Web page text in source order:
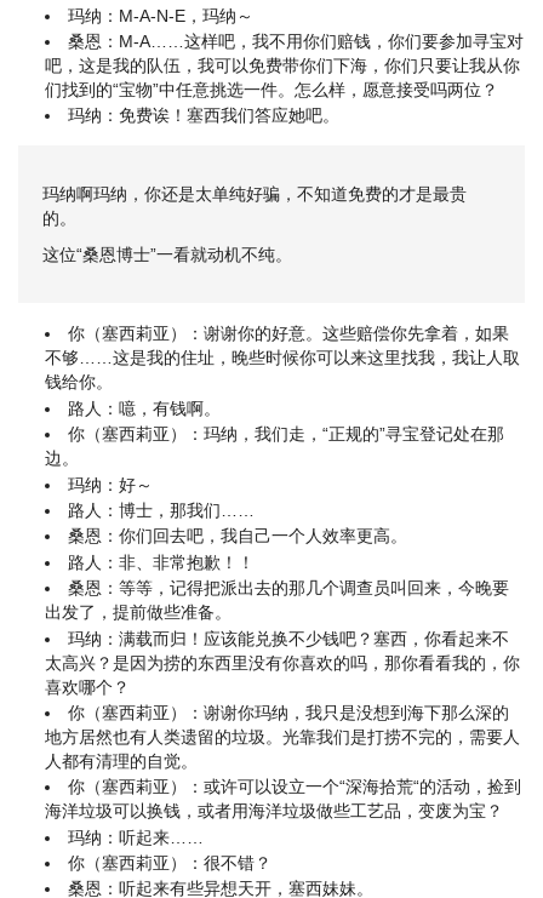
玛纳：M-A-N-E，玛纳～
桑恩：M-A……这样吧，我不用你们赔钱，你们要参加寻宝对
吧，这是我的队伍，我可以免费带你们下海，你们只要让我从你
们找到的“宝物”中任意挑选一件。怎么样，愿意接受吗两位？
玛纳：免费诶！塞西我们答应她吧。
玛纳啊玛纳，你还是太单纯好骗，不知道免费的才是最贵
的。
这位“桑恩博士”一看就动机不纯。
你（塞西莉亚）：谢谢你的好意。这些赔偿你先拿着，如果
不够……这是我的住址，晚些时候你可以来这里找我，我让人取
钱给你。
路人：噫，有钱啊。
你（塞西莉亚）：玛纳，我们走，“正规的”寻宝登记处在那
边。
玛纳：好～
路人：博士，那我们……
桑恩：你们回去吧，我自己一个人效率更高。
路人：非、非常抱歉！！
桑恩：等等，记得把派出去的那几个调查员叫回来，今晚要
出发了，提前做些准备。
玛纳：满载而归！应该能兑换不少钱吧？塞西，你看起来不
太高兴？是因为捞的东西里没有你喜欢的吗，那你看看我的，你
喜欢哪个？
你（塞西莉亚）：谢谢你玛纳，我只是没想到海下那么深的
地方居然也有人类遗留的垃圾。光靠我们是打捞不完的，需要人
人都有清理的自觉。
你（塞西莉亚）：或许可以设立一个“深海拾荒“的活动，捡到
海洋垃圾可以换钱，或者用海洋垃圾做些工艺品，变废为宝？
玛纳：听起来……
你（塞西莉亚）：很不错？
桑恩：听起来有些异想天开，塞西妹妹。